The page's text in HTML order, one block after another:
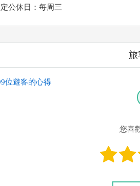
定公休日：每周三
旅
位遊客的心得
您喜